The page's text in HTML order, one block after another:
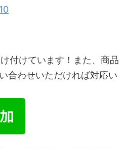
付けています！また、商品
合わせいただければ対応い